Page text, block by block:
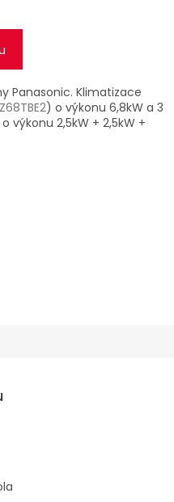
Panasonic. Klimatizace
) o výkonu 6,8kW a 3
výkonu 2,5kW + 2,5kW +